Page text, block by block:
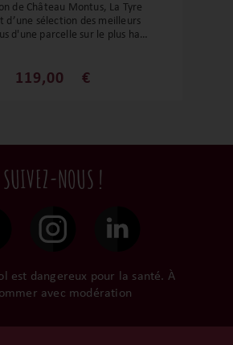
de Château Montus, La Tyre
d’une sélection des meilleurs
d'une parcelle sur le plus haut
pour un 100% Tannat. Vin
Un monstre !
119,00 €
SUIVEZ-NOUS !
est dangereux pour la santé. À
avec modération